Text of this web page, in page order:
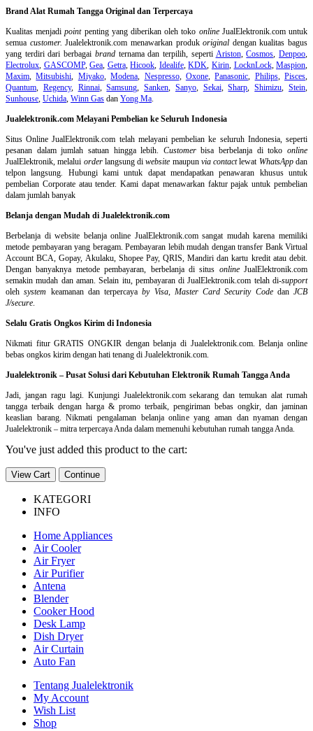
Brand Alat Rumah Tangga Original dan Terpercaya
Kualitas menjadipointpenting yang diberikan oleh toko onlineJualElektronik.com untuk
semua customer. Jualelektronik.com menawarkan produkoriginal dengan kualitas bagus
yang terdiri dari berbagai brandternama dan terpilih, seperti Ariston,Cosmos ,Denpoo
Electrolux GASCOMP,Gea Getra,Hicook Idealife,KDK Kirin, LocknLock,Maspion
Maxim ,Mitsubishi Miyako,Modena Nespresso, Oxone,Panasonic Philips, Pisces
Quantum
Regency, Rinnai,Samsung ,Sanken Sanyo, Sekai,Sharp ,Shimizu ,Stein
Sunhouse Uchida Winn Gas dan Yong Ma
Jualelektronik.com Melayani Pembelian ke Seluruh Indonesia
Situs Online JualElektronik.com telah melayani pembelian ke seluruh Indonesia, seperti
pesanan dalam jumlah satuan hingga lebih. Customerbisa berbelanja di tokoonline
JualElektronik, melalui orderlangsung diwebsite maupun via contactlewat WhatsAppdan
telpon langsung
Hubungi kami untuk dapat mendapatkan penawaran khusus untuk
pembelian Corporate atau tender. Kami dapat menawarkan faktur pajak untuk pembelian
dalam jumlah banyak
Belanja dengan Mudah di Jualelektronik.com
Berbelanja diwebsite belanja online JualElektronik.com sangat mudah karena memiliki
metode pembayaran yang beragam. Pembayaran lebih mudah dengan transfer Bank Virtual
Account BCA, Gopay, Akulaku, Shopee Pay, QRIS, Mandiri dan kartu kredit atau debit.
Dengan banyaknya metode pembayaran, berbelanja di situs onlineJualElektronik.com
semakin mudah dan aman. Selain itu, pembayaran di JualElektronik.com telah di-support
olehsystem keamanan dan terpercayaby Visa, Master Card Security Codedan JCB
J/secure
Selalu Gratis Ongkos Kirim di Indonesia
Nikmati fitur GRATIS ONGKIR dengan belanja di Jualelektronik.com. Belanja online
bebas ongkos kirim dengan hati tenang di Jualelektronik.com.
Jualelektronik – Pusat Solusi dari Kebutuhan Elektronik Rumah Tangga Anda
Jadi, jangan ragu lagi. Kunjungi Jualelektronik.com sekarang dan temukan alat rumah
tangga terbaik dengan harga & promo terbaik, pengiriman bebas ongkir, dan jaminan
keaslian barang. Nikmati pengalaman belanja online yang aman dan nyaman dengan
Jualelektronik – mitra terpercaya Anda dalam memenuhi kebutuhan rumah tangga Anda.
You've just added this product to the cart:
View Cart Continue
KATEGORI
INFO
Home Appliances
Air Cooler
Air Fryer
Air Purifier
Antena
Blender
Cooker Hood
Desk Lamp
Dish Dryer
Air Curtain
Auto Fan
Tentang Jualelektronik
My Account
Wish List
Shop